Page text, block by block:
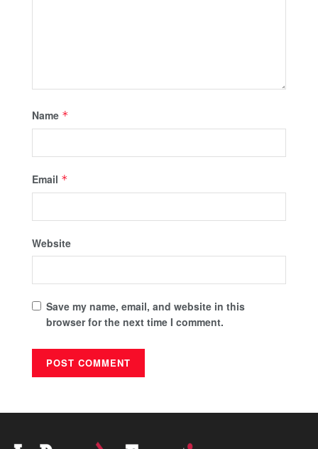
Name *
Email *
Website
Save my name, email, and website in this
browser for the next time I comment.